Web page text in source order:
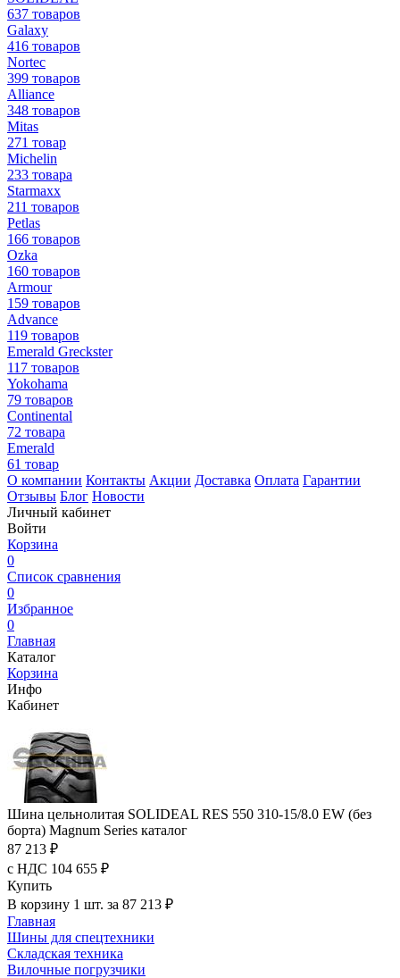
637 товаров
Galaxy
416 товаров
Nortec
399 товаров
Alliance
348 товаров
Mitas
271 товар
Michelin
233 товара
Starmaxx
211 товаров
Petlas
166 товаров
Ozka
160 товаров
Armour
159 товаров
Advance
119 товаров
Emerald Greckster
117 товаров
Yokohama
79 товаров
Continental
72 товара
Emerald
61 товар
О компании Контакты Акции Доставка Оплата Гарантии
Отзывы Блог Новости
Личный кабинет
Войти
Корзина
0
Список сравнения
0
Избранное
0
Главная
Каталог
Корзина
Инфо
Кабинет
Шина цельнолитая SOLIDEAL RES 550 310-15/8.0 EW (без
борта) Magnum Series каталог
87 213 ₽
с НДС 104 655 ₽
Купить
В корзину 1 шт. за 87 213 ₽
Главная
Шины для спецтехники
Складская техника
Вилочные погрузчики